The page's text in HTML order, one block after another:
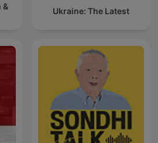
&
Ukraine: The Latest